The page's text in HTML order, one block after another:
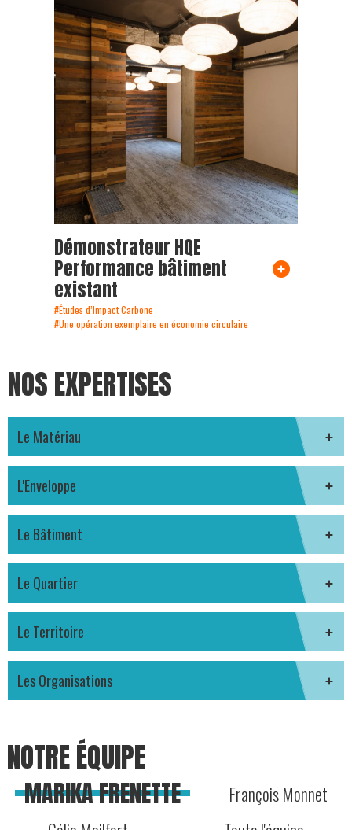
Démonstrateur HQE
Performance bâtiment
existant
#Études d’Impact Carbone
#Une opération exemplaire en économie circulaire
NOS EXPERTISES
Le Matériau
L'Enveloppe
Le Bâtiment
Le Quartier
Le Territoire
Les Organisations
NOTRE ÉQUIPE
MARIKA FRENETTE
François Monnet